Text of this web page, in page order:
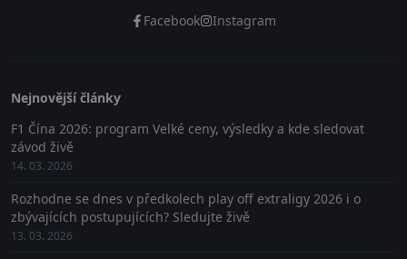
Facebook Instagram
Nejnovější články
F1 Čína 2026: program Velké ceny, výsledky a kde sledovat
závod živě
14. 03. 2026
Rozhodne se dnes v předkolech play off extraligy 2026 i o
zbývajících postupujících? Sledujte živě
13. 03. 2026